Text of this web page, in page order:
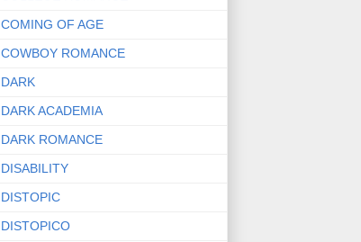
COMING OF AGE
COWBOY ROMANCE
DARK
DARK ACADEMIA
DARK ROMANCE
DISABILITY
DISTOPIC
DISTOPICO